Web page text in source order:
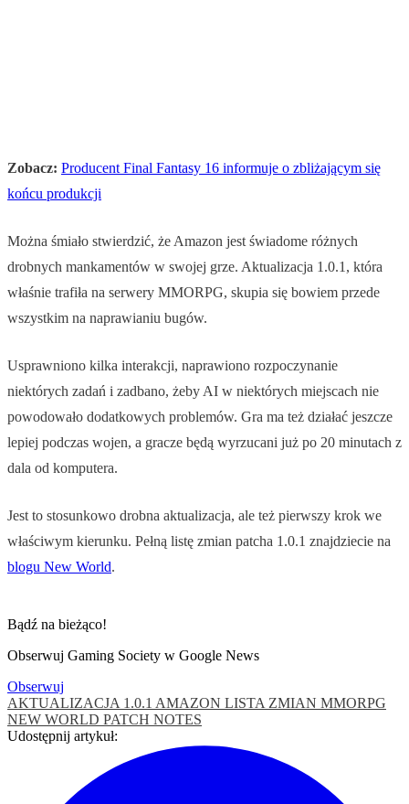
Zobacz: Producent Final Fantasy 16 informuje o zbliżającym się
końcu produkcji
Można śmiało stwierdzić, że Amazon jest świadome różnych
drobnych mankamentów w swojej grze. Aktualizacja 1.0.1, która
właśnie trafiła na serwery MMORPG, skupia się bowiem przede
wszystkim na naprawianiu bugów.
Usprawniono kilka interakcji, naprawiono rozpoczynanie
niektórych zadań i zadbano, żeby AI w niektórych miejscach nie
powodowało dodatkowych problemów. Gra ma też działać jeszcze
lepiej podczas wojen, a gracze będą wyrzucani już po 20 minutach z
dala od komputera.
Jest to stosunkowo drobna aktualizacja, ale też pierwszy krok we
właściwym kierunku. Pełną listę zmian patcha 1.0.1 znajdziecie na
blogu New World.
Bądź na bieżąco!
Obserwuj Gaming Society w Google News
Obserwuj
AKTUALIZACJA 1.0.1 AMAZON LISTA ZMIAN MMORPG
NEW WORLD PATCH NOTES
Udostępnij artykuł: